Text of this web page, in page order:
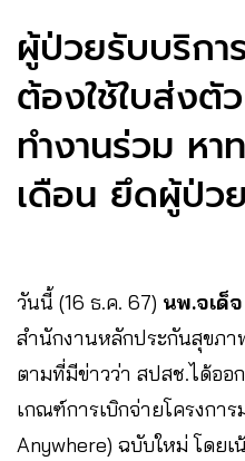
ผู้ป่วยรับบริกา
ต้องใช้ใบส่ง
ทำงานร่วม หา
เดือน ยึดผู้ป่ว
วันนี้ (16 ธ.ค. 67) นพ.จเด็
สำนักงานหลักประกันสุขภา
ตามที่มีข่าวว่า สปสช.ได้ออ
เกณฑ์การเบิกจ่ายโครงกา
Anywhere) ฉบับใหม่ โดยเ